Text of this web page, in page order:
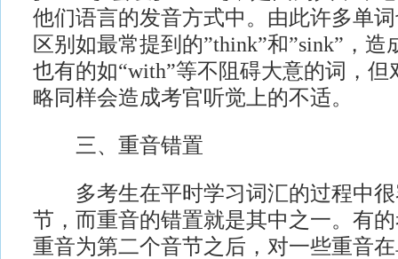
他们语言的发音方式中。由此许多单
区别如最常提到的”think”和”sink”，
也有的如“with”等不阻碍大意的词，
略同样会造成考官听觉上的不适。
三、重音错置
多考生在平时学习词汇的过程中很
节，而重音的错置就是其中之一。有
重音为第二个音节之后，对一些重音